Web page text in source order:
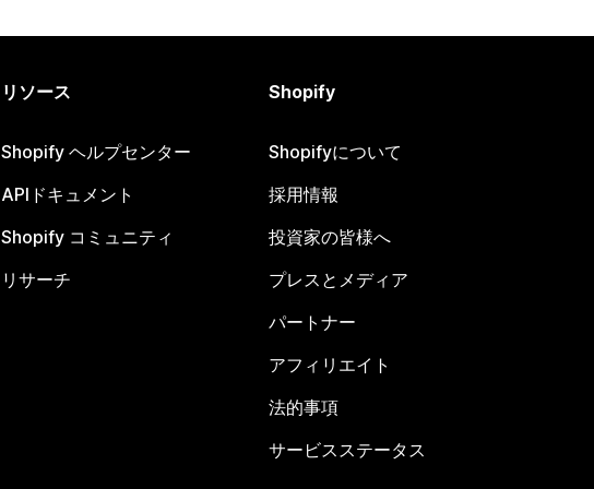
リソース
Shopify ヘルプセンター
APIドキュメント
Shopify コミュニティ
リサーチ
Shopify
Shopifyについて
採用情報
投資家の皆様へ
プレスとメディア
パートナー
アフィリエイト
法的事項
サービスステータス